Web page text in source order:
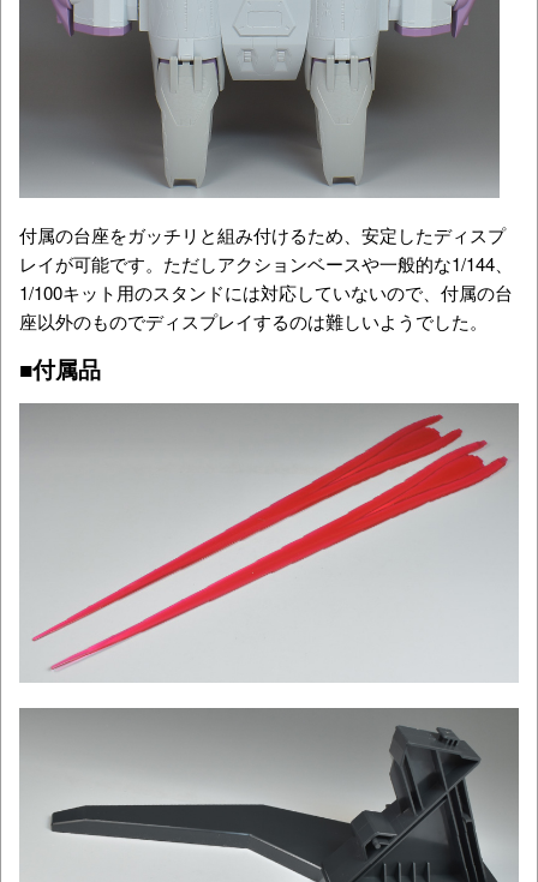
付属の台座をガッチリと組み付けるため、安定したディスプ
レイが可能です。ただしアクションベースや一般的な1/144、
1/100キット用のスタンドには対応していないので、付属の台
座以外のものでディスプレイするのは難しいようでした。
■付属品